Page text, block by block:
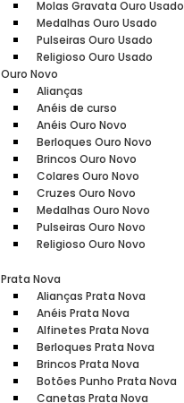
Molas Gravata Ouro Usado
Medalhas Ouro Usado
Pulseiras Ouro Usado
Religioso Ouro Usado
Ouro Novo
Alianças
Anéis de curso
Anéis Ouro Novo
Berloques Ouro Novo
Brincos Ouro Novo
Colares Ouro Novo
Cruzes Ouro Novo
Medalhas Ouro Novo
Pulseiras Ouro Novo
Religioso Ouro Novo
Prata Nova
Alianças Prata Nova
Anéis Prata Nova
Alfinetes Prata Nova
Berloques Prata Nova
Brincos Prata Nova
Botões Punho Prata Nova
Canetas Prata Nova